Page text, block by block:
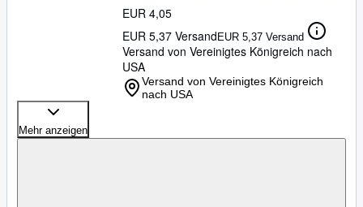
EUR 4,05
EUR 5,37 VersandEUR 5,37 Versand
Versand von Vereinigtes Königreich nach
USA
Versand von Vereinigtes Königreich
nach USA
Mehr anzeigen